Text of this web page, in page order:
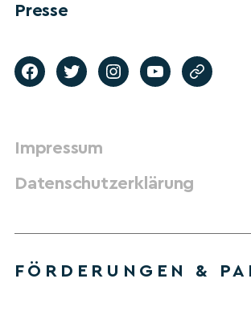
Presse
Impressum
Datenschutzerklärung
FÖRDERUNGEN &